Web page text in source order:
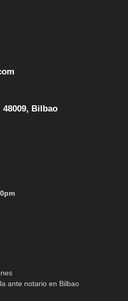
48009, Bilbao
ante notario en Bilbao